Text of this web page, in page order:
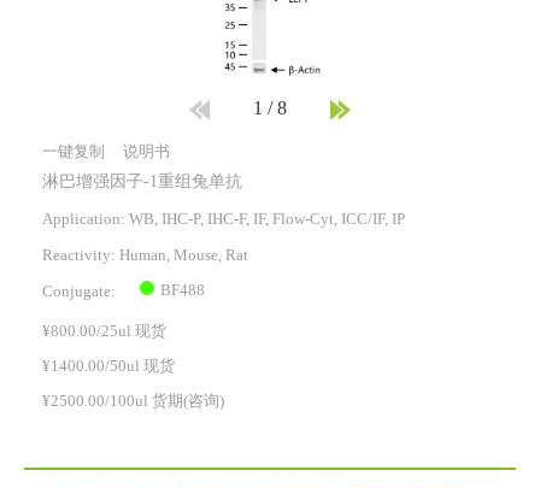
1 /8
一键复制 说明书
淋巴增强因子-1重组兔单抗
Application: WB, IHC-P, IHC-F, IF, Flow-Cyt, ICC/IF, IP
Reactivity: Human, Mouse, Rat
Conjugate: BF488
¥800.00/25ul 现货
¥1400.00/50ul 现货
¥2500.00/100ul 货期(咨询)